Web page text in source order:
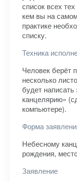
список всех
кем вы на
практике
списку.
Техника
Человек берёт
несколько
будет
канцелярию»
компьютере).
Форма
Небесному
рождения,
Заявление